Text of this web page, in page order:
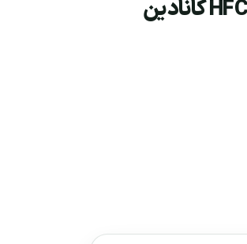
پنل 555 وات مونو کریستال HFCELL کانادین